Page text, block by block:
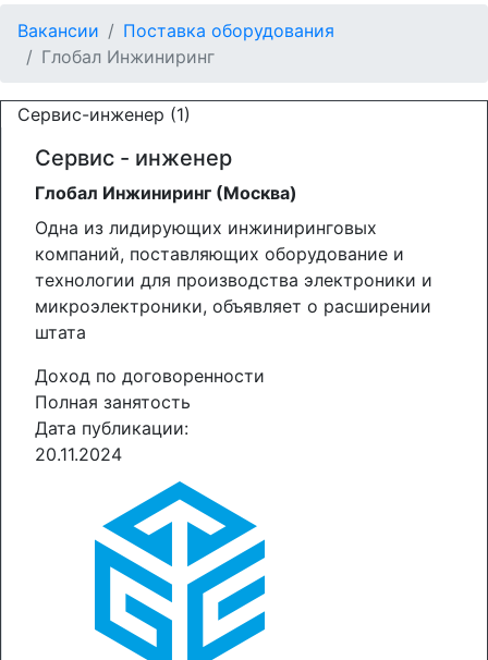
Вакансии
Поставка оборудования
Глобал Инжиниринг
Сервис-инженер (1)
Сервис - инженер
Глобал Инжиниринг (Москва)
Одна из лидирующих инжиниринговых
компаний, поставляющих оборудование и
технологии для производства электроники и
микроэлектроники, объявляет о расширении
штата
Доход по договоренности
Полная занятость
Дата публикации:
20.11.2024